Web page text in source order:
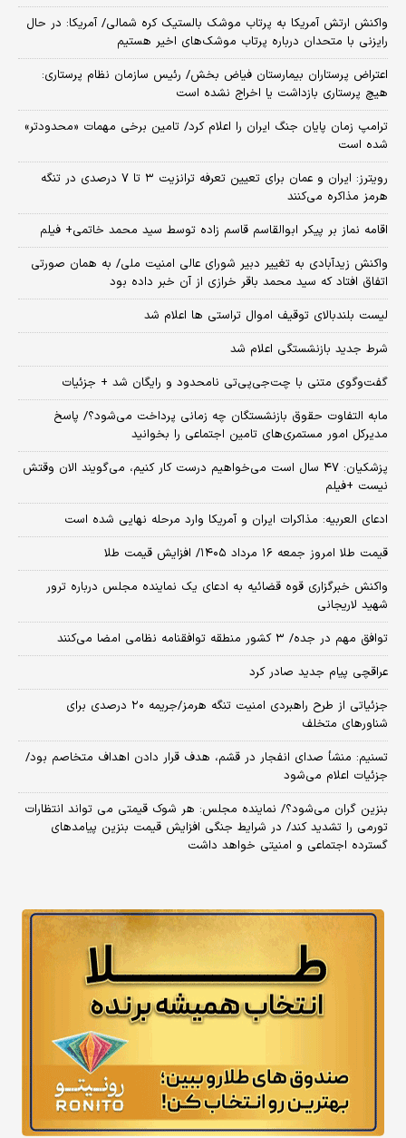
واکنش ارتش آمریکا به پرتاب موشک بالستیک کره شمالی/ آمریکا: در حال
رایزنی با متحدان درباره پرتاب موشک‌های اخیر هستیم
اعتراض پرستاران بیمارستان فیاض بخش/ رئیس سازمان نظام پرستاری:
هیچ پرستاری بازداشت یا اخراج نشده است
ترامپ زمان پایان جنگ ایران را اعلام کرد/ تامین برخی مهمات «محدودتر»
شده است
رویترز: ایران و عمان برای تعیین تعرفه ترانزیت ۳ تا ۷ درصدی در تنگه
هرمز مذاکره می‌کنند
اقامه نماز بر پیکر ابوالقاسم قاسم زاده توسط سید محمد خاتمی+ فیلم
واکنش زیدآبادی به تغییر دبیر شورای عالی امنیت ملی/ به همان صورتی
اتفاق افتاد که سید محمد باقر خرازی از آن خبر داده بود
لیست بلندبالای توقیف اموال تراستی ها اعلام شد
شرط جدید بازنشستگی اعلام شد
گفت‌وگوی متنی با چت‌جی‌پی‌تی نامحدود و رایگان شد + جزئیات
مابه التفاوت حقوق بازنشستگان چه زمانی پرداخت می‌شود؟/ پاسخ
مدیرکل امور مستمری‌های تامین اجتماعی را بخوانید
پزشکیان: ۴۷ سال است می‌خواهیم درست کار کنیم، می‌گویند الان وقتش
نیست +فیلم
ادعای العربیه: مذاکرات ایران و آمریکا وارد مرحله نهایی شده است
قیمت طلا امروز جمعه ۱۶ مرداد ۱۴۰۵/ افزایش قیمت طلا
واکنش خبرگزاری قوه قضائیه به ادعای یک نماینده مجلس درباره ترور
شهید لاریجانی
توافق مهم در جده/ ۳ کشور منطقه توافقنامه نظامی امضا می‌کنند
عراقچی پیام جدید صادر کرد
جزئیاتی از طرح راهبردی امنیت تنگه هرمز/جریمه ۲۰ درصدی برای
شناورهای متخلف
تسنیم: منشأ صدای انفجار در قشم، هدف قرار دادن اهداف متخاصم بود/
جزئیات اعلام می‌شود
بنزین گران می‌شود؟/ نماینده مجلس: هر شوک قیمتی می تواند انتظارات
تورمی را تشدید کند/ در شرایط جنگی افزایش قیمت بنزین پیامدهای
گسترده اجتماعی و امنیتی خواهد داشت